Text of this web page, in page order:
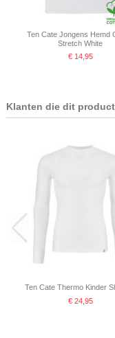
Ten Cate Jongens Hemd
Stretch White
€ 14,95
Ten Cate Jongens Hemd
Klanten die dit
Ten Cate Thermo Kinder
€ 24,95